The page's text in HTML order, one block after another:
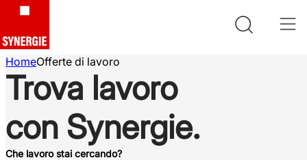
HomeOfferte di lavoro
Trova lavoro
con Synergie.
Che lavoro stai cercando?